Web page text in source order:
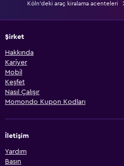
Köln'deki araç kiralama acenteleri
Şirket
Hakkında
Kariyer
Mobil
Keşfet
Nasıl Çalışır
Momondo Kupon Kodları
İletişim
Yardım
Basın